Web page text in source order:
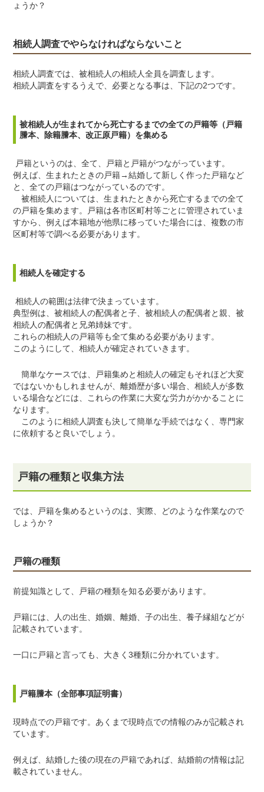
ょうか？
相続人調査でやらなければならないこと
相続人調査では、被相続人の相続人全員を調査します。
相続人調査をするうえで、必要となる事は、下記の2つです。
被相続人が生まれてから死亡するまでの全ての戸籍等（戸籍
謄本、除籍謄本、改正原戸籍）を集める
戸籍というのは、全て、戸籍と戸籍がつながっています。
例えば、生まれたときの戸籍→結婚して新しく作った戸籍など
と、全ての戸籍はつながっているのです。
被相続人については、生まれたときから死亡するまでの全て
の戸籍を集めます。戸籍は各市区町村等ごとに管理されていま
すから、例えば本籍地が他県に移っていた場合には、複数の市
区町村等で調べる必要があります。
相続人を確定する
相続人の範囲は法律で決まっています。
典型例は、被相続人の配偶者と子、被相続人の配偶者と親、被
相続人の配偶者と兄弟姉妹です。
これらの相続人の戸籍等も全て集める必要があります。
このようにして、相続人が確定されていきます。
簡単なケースでは、戸籍集めと相続人の確定もそれほど大変
ではないかもしれませんが、離婚歴が多い場合、相続人が多数
いる場合などには、これらの作業に大変な労力がかかることに
なります。
このように相続人調査も決して簡単な手続ではなく、専門家
に依頼すると良いでしょう。
戸籍の種類と収集方法
では、戸籍を集めるというのは、実際、どのような作業なので
しょうか？
戸籍の種類
前提知識として、戸籍の種類を知る必要があります。
戸籍には、人の出生、婚姻、離婚、子の出生、養子縁組などが
記載されています。
一口に戸籍と言っても、大きく3種類に分かれています。
戸籍謄本（全部事項証明書）
現時点での戸籍です。あくまで現時点での情報のみが記載され
ています。
例えば、結婚した後の現在の戸籍であれば、結婚前の情報は記
載されていません。